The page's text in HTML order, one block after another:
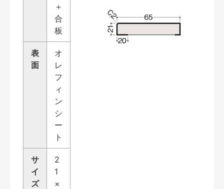
＋
合
板
表
面
オ
レ
フ
ィ
ン
シ
ー
ト
サ
イ
ズ
2
1
×